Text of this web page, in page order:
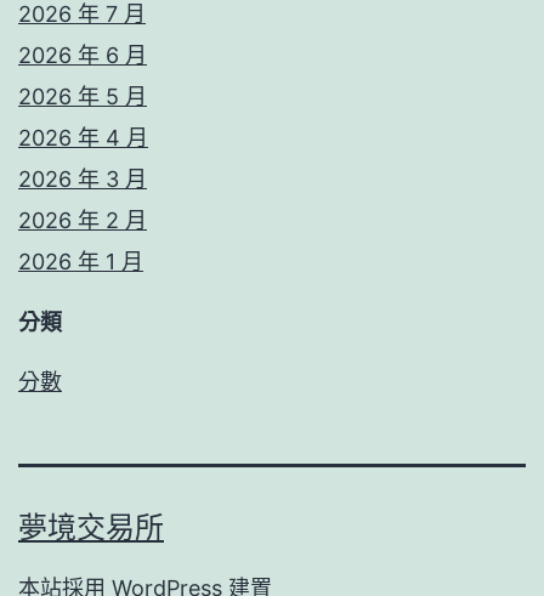
2026 年 7 月
2026 年 6 月
2026 年 5 月
2026 年 4 月
2026 年 3 月
2026 年 2 月
2026 年 1 月
分類
分數
夢境交易所
本站採用 WordPress 建置